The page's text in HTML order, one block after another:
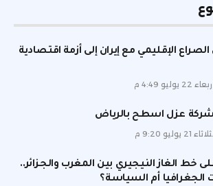
الإقليمي مع إيران إلى أزمة اقتصادية
22 يوليو 4:49 م
شركة عزل اسطح بالرياض
21 يوليو 9:20 م
خط الغاز النيجيري بين المغرب والجزائر..
الجغرافيا أم السياسة؟